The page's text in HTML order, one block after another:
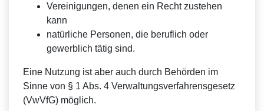
Vereinigungen, denen ein Recht zustehen
kann
natürliche Personen, die beruflich oder
gewerblich tätig sind.
Eine Nutzung ist aber auch durch Behörden im
Sinne von § 1 Abs. 4 Verwaltungsverfahrensgesetz
(VwVfG) möglich.